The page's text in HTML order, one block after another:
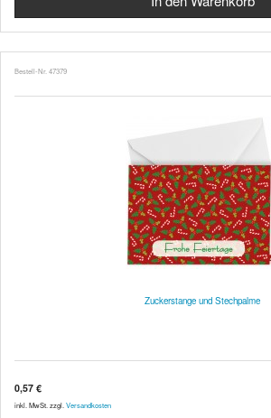
Bestell-Nr. 47379
Zuckerstange und Stechpalme
0,57 €
inkl. MwSt. zzgl. Versandkosten